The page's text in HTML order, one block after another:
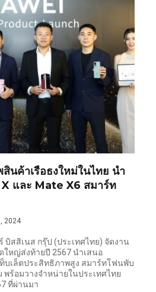
สินค้าเรือธงใหม่ในไทย นำ
และ Mate X6 สมาร์ท
2024
บิสสิเนส กรุ๊ป (ประเทศไทย) จัดงาน
หญ่ส่งท้ายปี 2567 นำเสนอ
บเล็ตประสิทธิภาพสูง สมาร์ทโฟนพับ
พร้อมวางจำหน่ายในประเทศไทย
ที่ผ่านมา